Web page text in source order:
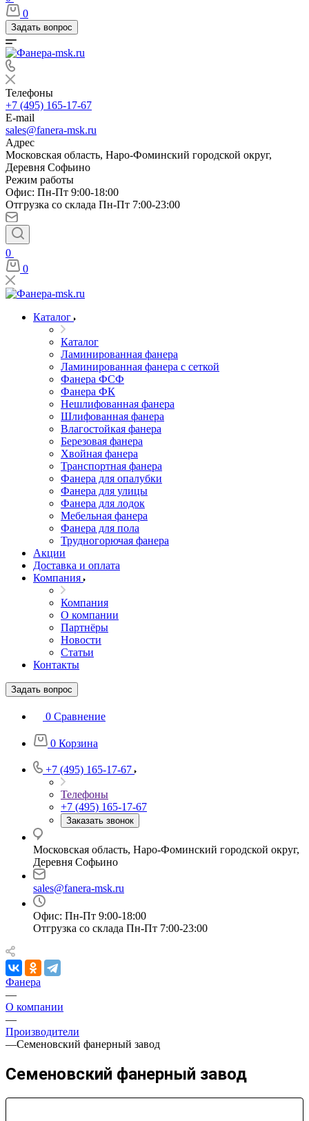
0
Задать вопрос
Телефоны
+7 (495) 165-17-67
E-mail
sales@fanera-msk.ru
Адрес
Московская область, Наро-Фоминский городской округ,
Деревня Софьино
Режим работы
Офис: Пн-Пт 9:00-18:00
Отгрузка со склада Пн-Пт 7:00-23:00
0
0
Каталог
Каталог
Ламинированная фанера
Ламинированная фанера с сеткой
Фанера ФСФ
Фанера ФК
Нешлифованная фанера
Шлифованная фанера
Влагостойкая фанера
Березовая фанера
Хвойная фанера
Транспортная фанера
Фанера для опалубки
Фанера для улицы
Фанера для лодок
Мебельная фанера
Фанера для пола
Трудногорючая фанера
Акции
Доставка и оплата
Компания
Компания
О компании
Партнёры
Новости
Статьи
Контакты
Задать вопрос
0 Сравнение
0 Корзина
+7 (495) 165-17-67
Телефоны
+7 (495) 165-17-67
Заказать звонок
Московская область, Наро-Фоминский городской округ,
Деревня Софьино
sales@fanera-msk.ru
Офис: Пн-Пт 9:00-18:00
Отгрузка со склада Пн-Пт 7:00-23:00
Фанера
—
О компании
—
Производители
—Семеновский фанерный завод
Семеновский фанерный завод